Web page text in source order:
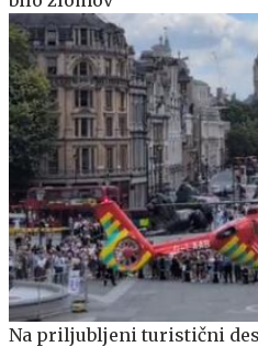
Na priljubljeni turistični